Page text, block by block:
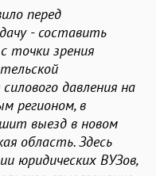
перед
- составить
точки зрения
давления на
регионом, в
выезд в новом
область. Здесь
юридических ВУЗов,